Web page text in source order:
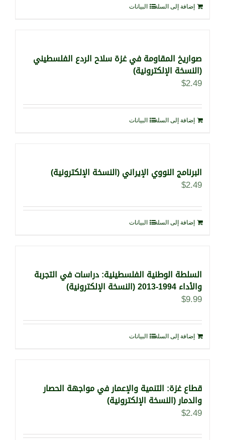
إضافة إلى السلة البيانات
صواريخ المقاومة في غزة سلاح الردع الفلسطيني
(النسخة الإلكترونية)
$2.49
إضافة إلى السلة البيانات
البرنامج النووي الإيراني (النسخة الإلكترونية)
$2.49
إضافة إلى السلة البيانات
السلطة الوطنية الفلسطينية: دراسات في التجربة
والأداء 1994-2013 (النسخة الإلكترونية)
$9.99
إضافة إلى السلة البيانات
قطاع غزة: التنمية والإعمار في مواجهة الحصار
والدمار (النسخة الإلكترونية)
$2.49